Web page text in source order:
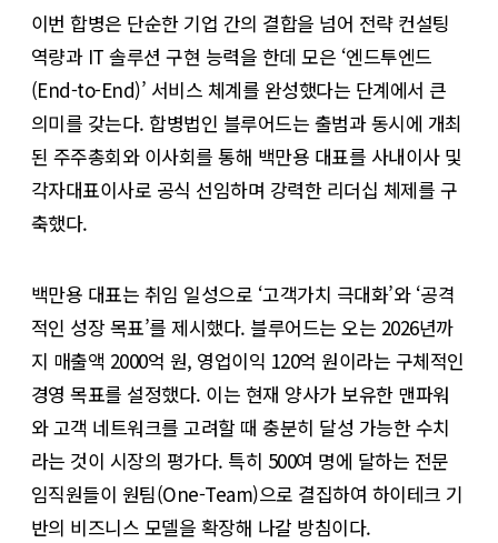
이번 합병은 단순한 기업 간의 결합을 넘어 전략 컨설팅
역량과 IT 솔루션 구현 능력을 한데 모은 ‘엔드투엔드
(End-to-End)’ 서비스 체계를 완성했다는 단계에서 큰
의미를 갖는다. 합병법인 블루어드는 출범과 동시에 개최
된 주주총회와 이사회를 통해 백만용 대표를 사내이사 및
각자대표이사로 공식 선임하며 강력한 리더십 체제를 구
축했다.
백만용 대표는 취임 일성으로 ‘고객가치 극대화’와 ‘공격
적인 성장 목표’를 제시했다. 블루어드는 오는 2026년까
지 매출액 2000억 원, 영업이익 120억 원이라는 구체적인
경영 목표를 설정했다. 이는 현재 양사가 보유한 맨파워
와 고객 네트워크를 고려할 때 충분히 달성 가능한 수치
라는 것이 시장의 평가다. 특히 500여 명에 달하는 전문
임직원들이 원팀(One-Team)으로 결집하여 하이테크 기
반의 비즈니스 모델을 확장해 나갈 방침이다.